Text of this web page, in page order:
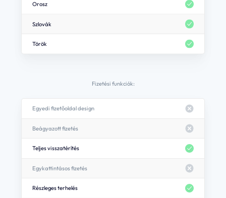
Orosz
Szlovák
Török
Fizetési funkciók:
Egyedi fizetőoldal design
Beágyazott fizetés
Teljes visszatérítés
Egykattintásos fizetés
Részleges terhelés
Az oldalon az alábbi, harmadik féltől származó cookie-kat használjuk: Facebook
hogy személyre szabott tartalmakat ajánlhassunk), Hotjar (azért, hogy
hőtérképeket készíthessünk az oldal használati szokásairól, valamint hogy rövid
Ha ezeket engedélyezed, segítesz nekünk abban, hogy a látogatókat jobban